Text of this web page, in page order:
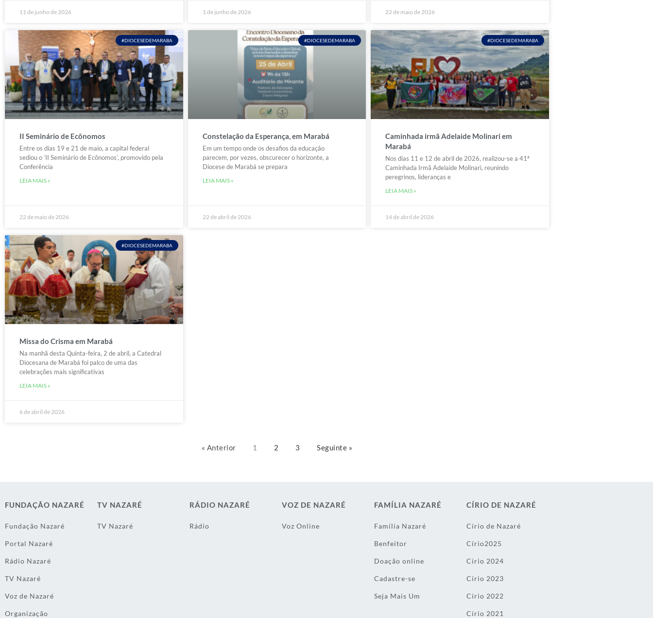
11 de junho de 2026 1 de junho de 2026 22 de maio de 2026
#DIOCESEDEMARABA
II Seminário de Ecônomos
Entre os dias 19 e 21 de maio, a capital federal
sediou o ‘II Seminário de Ecônomos’, promovido pela
Conferência
LEIA MAIS »
22 de maio de 2026
#DIOCESEDEMARABA
Constelação da Esperança, em Marabá
Em um tempo onde os desafios da educação
parecem, por vezes, obscurecer o horizonte, a
Diocese de Marabá se prepara
LEIA MAIS »
22 de abril de 2026
#DIOCESEDEMARABA
Caminhada irmã Adelaide Molinari em
Marabá
Nos dias 11 e 12 de abril de 2026, realizou-se a 41ª
Caminhada Irmã Adelaide Molinari, reunindo
peregrinos, lideranças e
LEIA MAIS »
14 de abril de 2026
#DIOCESEDEMARABA
Missa do Crisma em Marabá
Na manhã desta Quinta-feira, 2 de abril, a Catedral
Diocesana de Marabá foi palco de uma das
celebrações mais significativas
LEIA MAIS »
6 de abril de 2026
« Anterior 1 2 3 Seguinte »
FUNDAÇÃO NAZARÉ
Fundação Nazaré
Portal Nazaré
Rádio Nazaré
TV Nazaré
Voz de Nazaré
Organização
TV NAZARÉ
TV Nazaré
RÁDIO NAZARÉ
Rádio
VOZ DE NAZARÉ
Voz Online
FAMÍLIA NAZARÉ
Família Nazaré
Benfeitor
Doação online
Cadastre-se
Seja Mais Um
CÍRIO DE NAZARÉ
Círio de Nazaré
Círio2025
Círio 2024
Círio 2023
Círio 2022
Círio 2021